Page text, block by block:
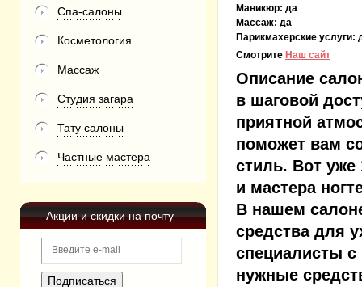
Спа-салоны
Косметология
Массаж
Студия загара
Тату салоны
Частные мастера
Акции и скидки на почту
Маникюр: да
Массаж: да
Парикмахерские услуги:
Смотрите Наш сайт
Описание
в шаговой
приятной
поможет вам
стиль. Вот
и мастера
В нашем
средства для
специалисты с
нужные